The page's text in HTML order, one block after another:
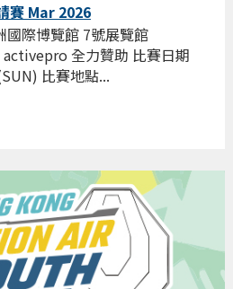
賽 Mar 2026
際博覽館 7號展覽館
全力贊助 比賽日期
比賽地點...